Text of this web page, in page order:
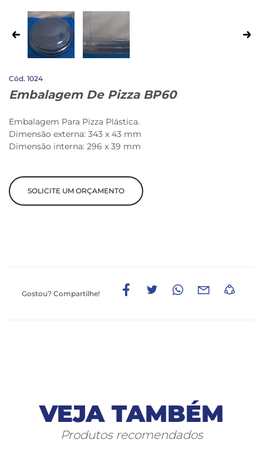
1024
Embalagem De Pizza BP60
Embalagem Para Pizza Plástica.
Dimensão externa: 343 x 43 mm
Dimensão interna: 296 x 39 mm
SOLICITE UM ORÇAMENTO
Gostou? Compartilhe!
VEJA TAMBÉM
Produtos recomendados